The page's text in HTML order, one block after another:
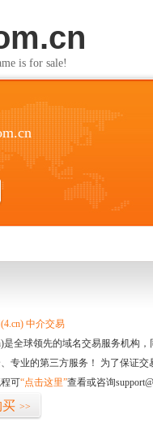
is for sale!
中介交易
是全球领先的域名交易服务机构
专业的第三方服务！ 为了保证
可“点击这里”查看或咨询
买 >>